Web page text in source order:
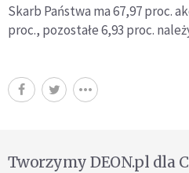
Skarb Państwa ma 67,97 proc.
proc., pozostałe 6,93 proc.
Tworzymy DEON.pl dla